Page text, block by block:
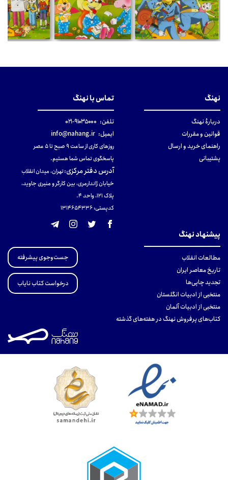
نهنگ
دربارهٔ نهنگ
قوانین و مقررات
راهنمای خرید و ارسال
پشتیبانی
تماس با نهنگ
تلفن: ۹۱۰۳۵۰۰۰-۰۲۱
ایمیل: info@nahang.ir
روزهای کاری از ساعت ۹ صبح تا ۵ عصر
پاسخگوی تماس شما هستیم.
آدرس دفتر مرکزی:تهران، میدان انقلاب
خیابان ژاندارمری، بین کارگر و منیری جاوید،
پلاک 121، واحد ۴.
کدپستی: 131465433۶
پیشنهاد نهنگ
مطالعات انقلاب
تاریخ معاصر ایران
تجدید چاپی‌ها
منتخبی از ادبیات انگلستان
منتخبی از ادبیات آلمان
کتاب‌های پرفروش نهنگ در هفته‌های گذشته
جست‌وجوی پیشرفته
درخواست کتاب نایاب